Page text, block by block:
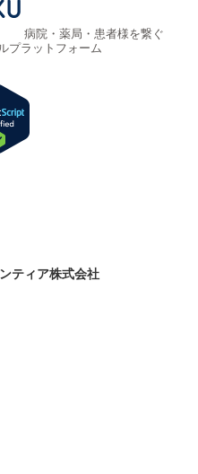
病院・薬局・患者様を繋ぐ
プラットフォーム
ティア株式会社